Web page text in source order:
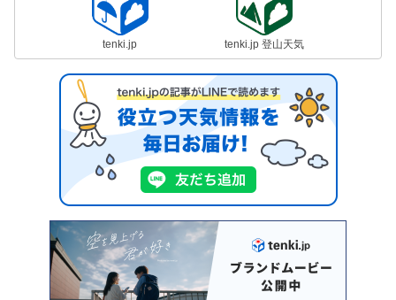
tenki.jp tenki.jp 登山天気